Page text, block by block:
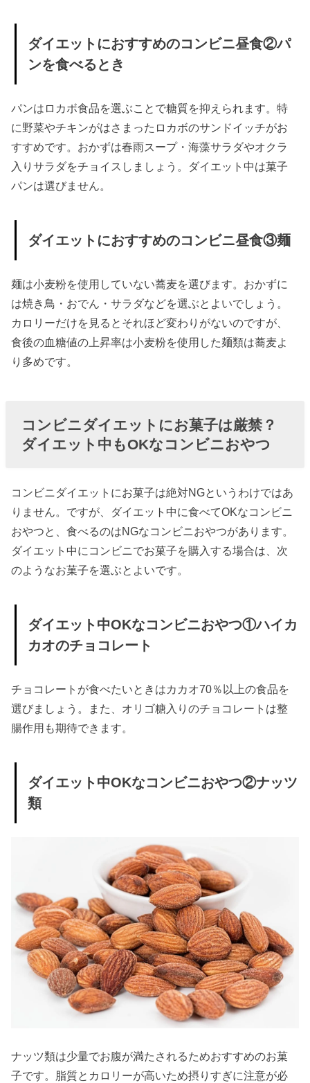
» セブン
イレブ
すすめ
のダイ
エット
食品①
サラダ
» ローソ
のダイ
食品②
マでお
すすめ
ライザ
ップ監
修低糖
› 最後に
ダイエットにおすすめのコンビニ昼食②パ
ンを食べるとき
パンはロカボ食品を選ぶことで糖質を抑えられます。特
に野菜やチキンがはさまったロカボのサンドイッチがお
すすめです。おかずは春雨スープ・海藻サラダやオクラ
入りサラダをチョイスしましょう。ダイエット中は菓子
パンは選びません。
ダイエットにおすすめのコンビニ昼食③麺
麺は小麦粉を使用していない蕎麦を選びます。おかずに
は焼き鳥・おでん・サラダなどを選ぶとよいでしょう。
カロリーだけを見るとそれほど変わりがないのですが、
食後の血糖値の上昇率は小麦粉を使用した麺類は蕎麦よ
り多めです。
コンビニダイエットにお菓子は厳禁？
ダイエット中もOKなコンビニおやつ
コンビニダイエットにお菓子は絶対NGというわけではあ
りません。ですが、ダイエット中に食べてOKなコンビニ
おやつと、食べるのはNGなコンビニおやつがあります。
ダイエット中にコンビニでお菓子を購入する場合は、次
のようなお菓子を選ぶとよいです。
ダイエット中OKなコンビニおやつ①ハイカ
カオのチョコレート
チョコレートが食べたいときはカカオ70％以上の食品を
選びましょう。また、オリゴ糖入りのチョコレートは整
腸作用も期待できます。
ダイエット中OKなコンビニおやつ②ナッツ
類
ナッツ類は少量でお腹が満たされるためおすすめのお菓
子です。脂質とカロリーが高いため摂りすぎに注意が必